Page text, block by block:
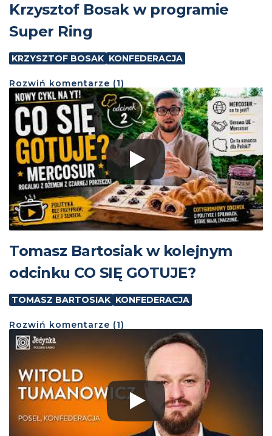
Krzysztof Bosak w programie
Super Ring
KRZYSZTOF BOSAK KONFEDERACJA
Rozwiń komentarze (1)
Tomasz Bartosiak w kolejnym
odcinku CO SIĘ GOTUJE?
TOMASZ BARTOSIAK KONFEDERACJA
Rozwiń komentarze (1)